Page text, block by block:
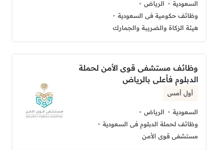
السعودية
الرياض
وظائف حكومية فى السعودية
هيئة الزكاة والضريبة والجمارك
وظائف مستشفى قوى الأمن لحملة
الدبلوم فأعلى بالرياض
أول أمس
السعودية
الرياض
وظائف لحملة الدبلوم فى السعودية
مستشفى قوى الأمن